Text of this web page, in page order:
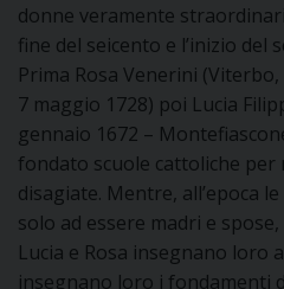
donne veramente
fine del seicento e l’inizio del
Prima Rosa Venerini
7 maggio 1728) poi Lucia
gennaio 1672 –
fondato scuole cattoliche per
disagiate. Mentre, all’epoca
solo ad essere madri e
Lucia e Rosa insegnano loro
insegnano loro i fondamenti